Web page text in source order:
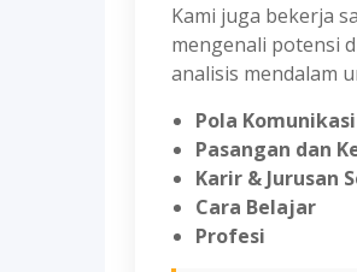
Kami juga bekerja
mengenali potensi
analisis mendalam
Pola Komunikasi
Pasangan dan
Karir & Jurusan
Cara Belajar
Profesi